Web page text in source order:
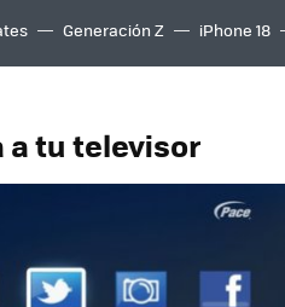
Generación Z iPhone 18
a tu televisor